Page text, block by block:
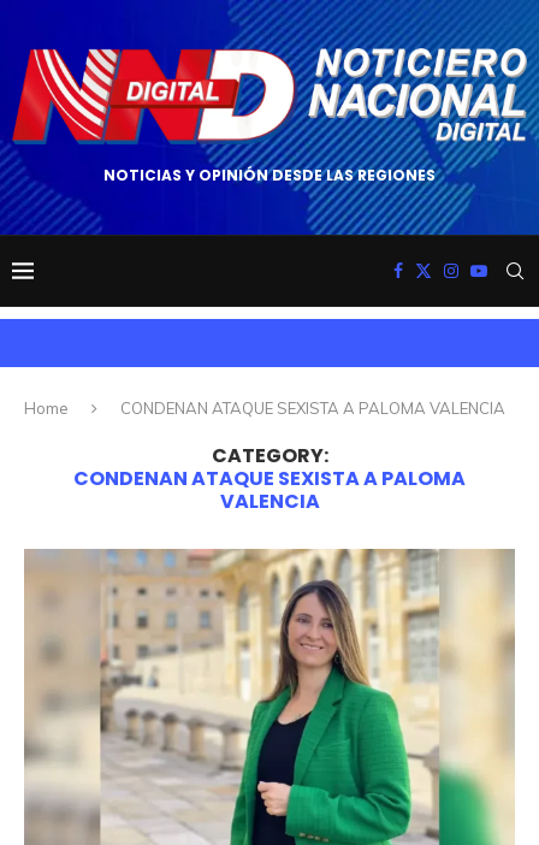
NOTICIAS Y OPINIÓN DESDE LAS REGIONES
Home CONDENAN ATAQUE SEXISTA A PALOMA VALENCIA
CATEGORY:
CONDENAN ATAQUE SEXISTA A PALOMA
VALENCIA